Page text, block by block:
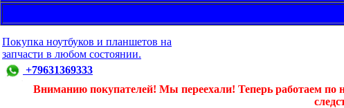
Покупка ноутбуков и планшетов на
запчасти в любом состоянии.
+79631369333
Вниманию покупателей! Мы переехали! Теперь работаем по